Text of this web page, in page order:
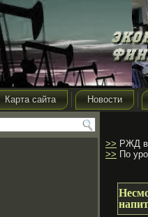
Карта сайта Новости
>> РЖД в
>> По